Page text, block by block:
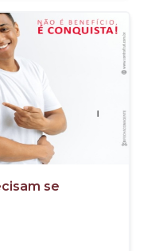
se